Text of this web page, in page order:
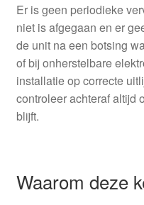
Er is geen periodieke
niet is afgegaan en er
de unit na een botsing
of bij onherstelbare
installatie op correcte
controleer achteraf altijd
blijft.
Waarom deze